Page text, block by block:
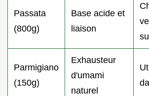
Passata
(800g)
Base acide et
liaison
Parmigiano
(150g)
Exhausteur
d'umami
naturel